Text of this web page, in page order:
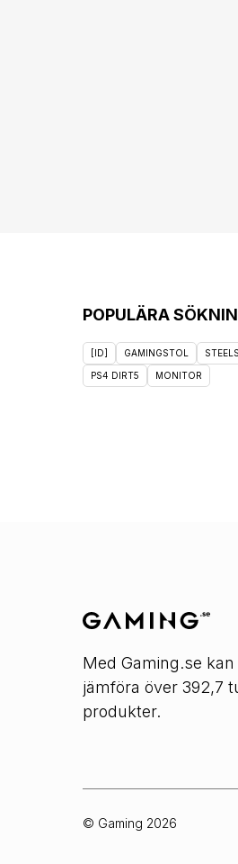
POPULÄRA
[ID] GAMINGSTOL
PS4 DIRT5 MONITOR
Med Gaming.se
jämföra över 392,7
produkter.
© Gaming 2026